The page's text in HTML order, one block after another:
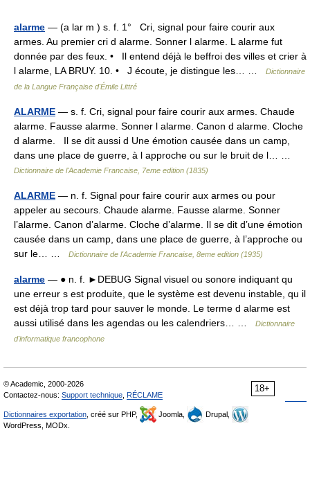
alarme — (a lar m ) s. f. 1° Cri, signal pour faire courir aux
armes. Au premier cri d alarme. Sonner l alarme. L alarme fut
donnée par des feux. • Il entend déjà le beffroi des villes et crier à
l alarme, LA BRUY. 10. • J écoute, je distingue les… …
Dictionnaire
de la Langue Française d'Émile Littré
ALARME — s. f. Cri, signal pour faire courir aux armes. Chaude
alarme. Fausse alarme. Sonner l alarme. Canon d alarme. Cloche
d alarme. Il se dit aussi d Une émotion causée dans un camp,
dans une place de guerre, à l approche ou sur le bruit de l… …
Dictionnaire de l'Academie Francaise, 7eme edition (1835)
ALARME — n. f. Signal pour faire courir aux armes ou pour
appeler au secours. Chaude alarme. Fausse alarme. Sonner
l’alarme. Canon d’alarme. Cloche d’alarme. Il se dit d’une émotion
causée dans un camp, dans une place de guerre, à l’approche ou
sur le… …
Dictionnaire de l'Academie Francaise, 8eme edition (1935)
alarme — ● n. f. ►DEBUG Signal visuel ou sonore indiquant qu
une erreur s est produite, que le système est devenu instable, qu il
est déjà trop tard pour sauver le monde. Le terme d alarme est
aussi utilisé dans les agendas ou les calendriers… …
Dictionnaire
d'informatique francophone
18+
© Academic, 2000-2026
Contactez-nous: Support technique RÉCLAME
Dictionnaires exportation , créé sur PHP, Joomla,
Drupal,
WordPress, MODx.